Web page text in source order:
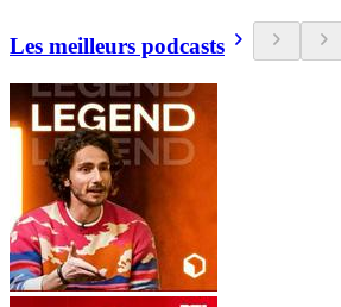
Les meilleurs podcasts